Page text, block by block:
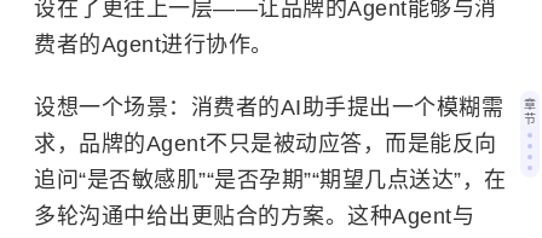
设在了更往上一层——让品牌的Agent能够与消
费者的Agent进行协作。
设想一个场景：消费者的AI助手提出一个模糊需
求，品牌的Agent不只是被动应答，而是能反向
追问“是否敏感肌”“是否孕期”“期望几点送达”，在
多轮沟通中给出更贴合的方案。这种Agent与
章
节